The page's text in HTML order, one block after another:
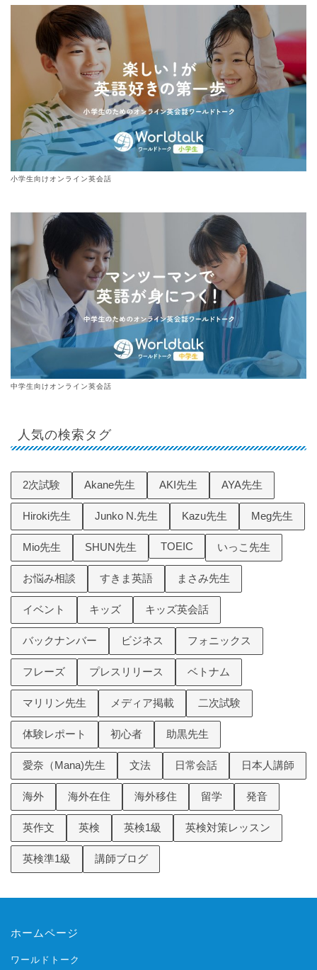
小学生向けオンライン英会話
中学生向けオンライン英会話
人気の検索タグ
2次試験 Akane先生 AKI先生 AYA先生
Hiroki先生 Junko N.先生 Kazu先生 Meg先生
Mio先生 SHUN先生 TOEIC いっこ先生
お悩み相談 すきま英語 まさみ先生
イベント キッズ キッズ英会話
バックナンバー ビジネス フォニックス
フレーズ プレスリリース ベトナム
マリリン先生 メディア掲載 二次試験
体験レポート 初心者 助黒先生
愛奈（Mana)先生 文法 日常会話 日本人講師
海外 海外在住 海外移住 留学 発音
英作文 英検 英検1級 英検対策レッスン
英検準1級 講師ブログ
ホームページ
ワールドトーク